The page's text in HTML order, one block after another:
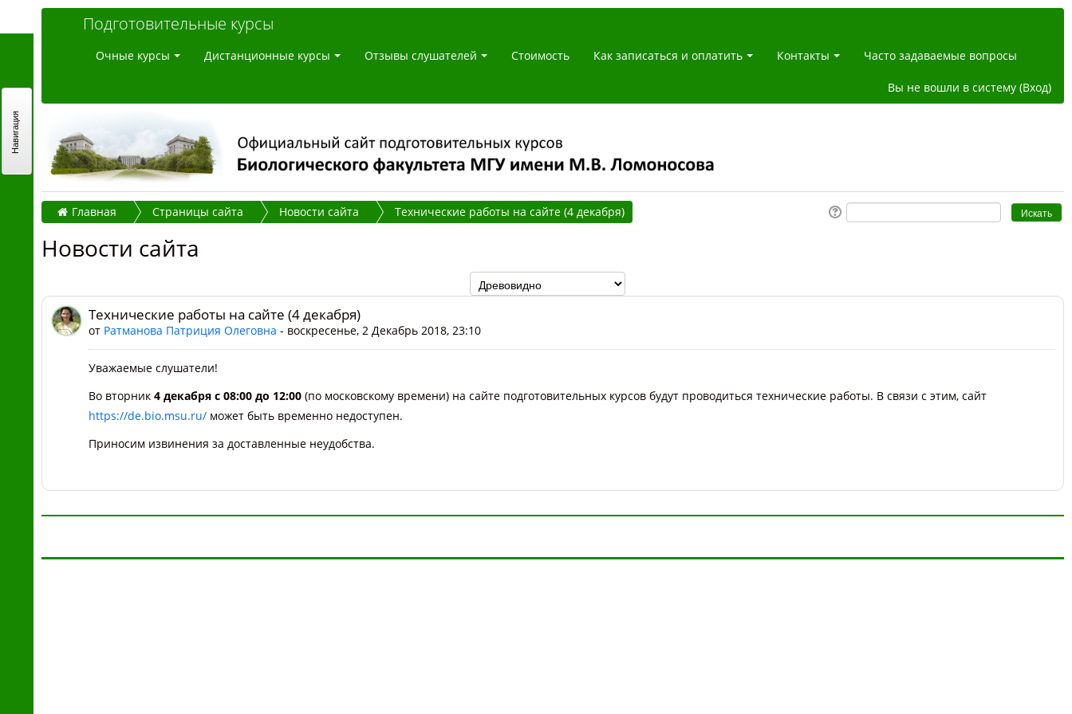
Подготовительные курсы
Очные курсы Дистанционные курсы Отзывы слушателей Стоимость Как записаться и оплатить Контакты Часто задаваемые вопросы
Вы не вошли в систему (Вход)
Главная Страницы сайта Новости сайта Технические работы на сайте (4 декабря)
Новости сайта
Технические работы на сайте (4 декабря)
от Ратманова Патриция Олеговна - воскресенье, 2 Декабрь 2018, 23:10
Уважаемые слушатели!
Во вторник 4 декабря с 08:00 до 12:00 (по московскому времени) на сайте подготовительных курсов будут проводиться технические работы. В связи с этим, сайт
https://de.bio.msu.ru/ может быть временно недоступен.
Приносим извинения за доставленные неудобства.
Навигация